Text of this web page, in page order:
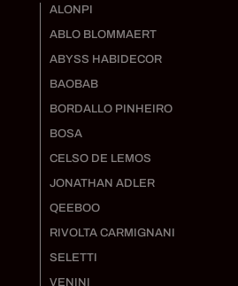
ALONPI
ABLO BLOMMAERT
ABYSS HABIDECOR
BAOBAB
BORDALLO PINHEIRO
BOSA
CELSO DE LEMOS
JONATHAN ADLER
QEEBOO
RIVOLTA CARMIGNANI
SELETTI
VENINI